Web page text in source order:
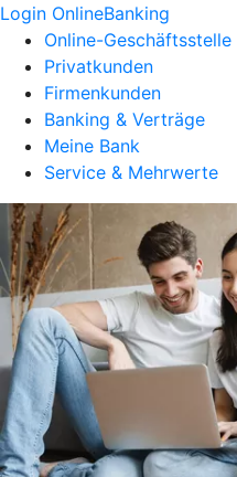
Login OnlineBanking
Online-Geschäftsstelle
Privatkunden
Firmenkunden
Banking & Verträge
Meine Bank
Service & Mehrwerte